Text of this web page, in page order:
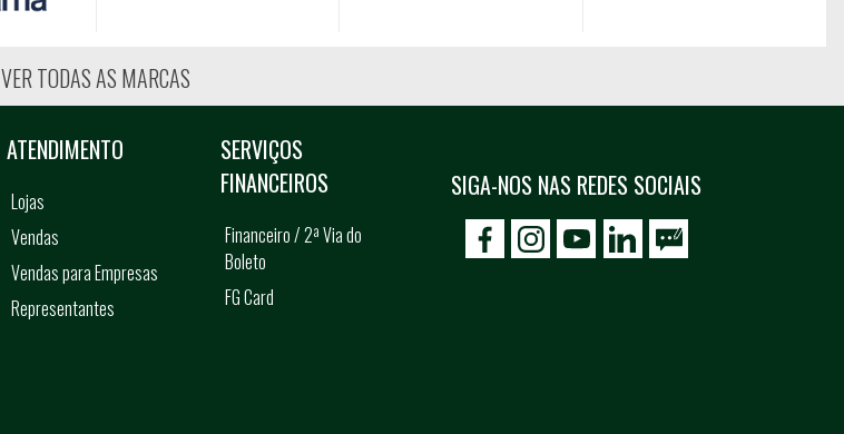
VER TODAS AS MARCAS
SIGA-NOS NAS REDES SOCIAIS
icon-facebook
icon-social02icon-social03
ATENDIMENTO
Lojas
Vendas
Vendas para Empresas
Representantes
SERVIÇOS
FINANCEIROS
Financeiro / 2ª Via do
Boleto
FG Card